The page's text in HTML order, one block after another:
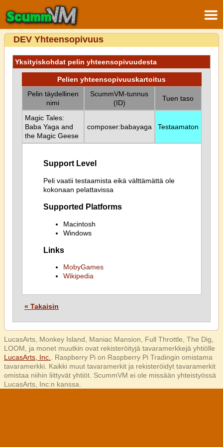
DEV Yhteensopivuus
Yksityiskohdat pelin yhteensopivuudesta
Pelien yhteensopivuuskartoitus
Pelin täydellinen
nimi
ScummVM-tunnus
(ID)
Tuen taso
Magic Tales:
Baba Yaga and
the Magic Geese
composer:babayaga Testaamaton
Support Level
Peli vaatii testaamista eikä välttämättä ole
kokonaan pelattavissa
Supported Platforms
Macintosh
Windows
Links
MobyGames
Wikipedia
« Takaisin
LucasArts, Monkey Island, Maniac Mansion, Full Throttle, The Dig,
LOOM, ja monet muutkin ovat rekisteröityjä tavaramerkkejä yhtiölle
LucasArts, Inc.
. Raspberry Pi on Raspberry Pi Tradingin omistama
tavaramerkki. Kaikki muut tavaramerkit ja rekisteröidyt tavaramerkit
omistaa niihin liittyvät yhtiöt. ScummVM ei ole missään yhteistyössä
LucasArts, Inc:n kanssa.